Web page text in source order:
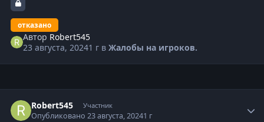
отказано
Автор Robert545
23 августа, 20241 г вЖалобы на игроков.
Robert545 Участник
Опубликовано23 августа, 20241 г